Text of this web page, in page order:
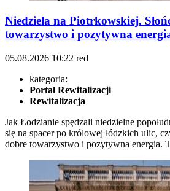
Niedziela na Piotrkowskiej.
towarzystwo i pozytywna
05.08.2026 10:22 red
kategoria:
Portal Rewitalizacji
Rewitalizacja
Jak Łodzianie spędzali niedzielne
się na spacer po królowej łódzkich ulic,
dobre towarzystwo i pozytywna energia.